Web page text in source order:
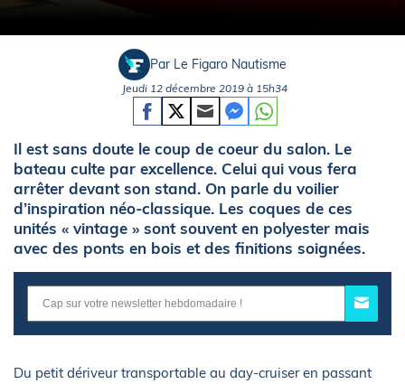
Par Le Figaro Nautisme
Jeudi 12 décembre 2019 à 15h34
Il est sans doute le coup de coeur du salon. Le
bateau culte par excellence. Celui qui vous fera
arrêter devant son stand. On parle du voilier
d’inspiration néo-classique. Les coques de ces
unités « vintage » sont souvent en polyester mais
avec des ponts en bois et des finitions soignées.
Du petit dériveur transportable au day-cruiser en passant